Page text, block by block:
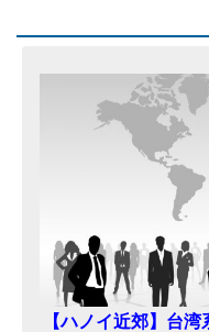
【ハノイ近郊】台